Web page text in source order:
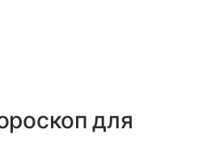
для